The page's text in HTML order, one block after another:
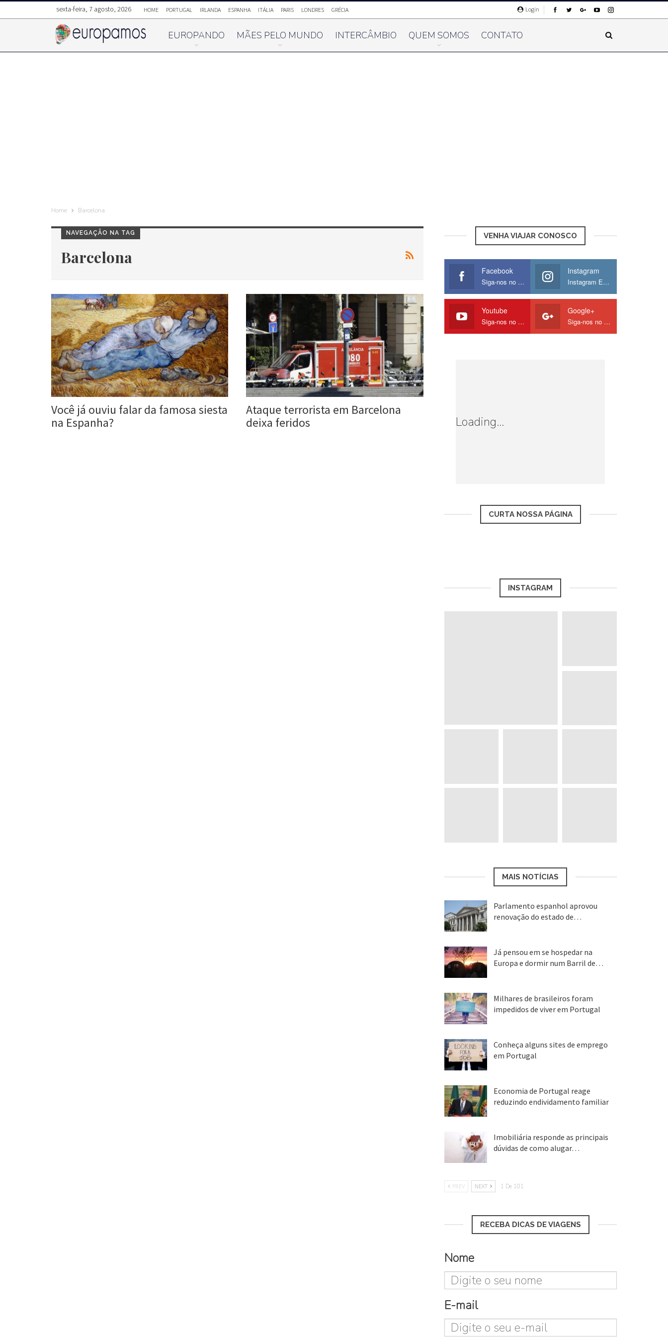
Login
sexta-feira, 7 agosto, 2026 HOME PORTUGAL IRLANDA ESPANHA ITÁLIA PARIS LONDRES GRÉCIA
EUROPANDO MÃES PELO MUNDO INTERCÂMBIO QUEM SOMOS CONTATO
Home Barcelona
NAVEGAÇÃO NA TAG
Barcelona
Você já ouviu falar da famosa siesta
na Espanha?
Ataque terrorista em Barcelona
deixa feridos
VENHA VIAJAR CONOSCO
Facebook
Siga-nos no Facebook
Instagram
Instagram Europamos
Youtube
Siga-nos no Youtube
Google+
Siga-nos no Google
Loading...
CURTA NOSSA PÁGINA
INSTAGRAM
MAIS NOTÍCIAS
Parlamento espanhol aprovou
renovação do estado de…
Já pensou em se hospedar na
Europa e dormir num Barril de…
Milhares de brasileiros foram
impedidos de viver em Portugal
Conheça alguns sites de emprego
em Portugal
Economia de Portugal reage
reduzindo endividamento familiar
Imobiliária responde as principais
dúvidas de como alugar…
PREV NEXT 1 De 101
RECEBA DICAS DE VIAGENS
Nome
E-mail